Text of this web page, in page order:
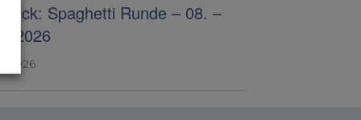
Spaghetti Runde – 08. –
2026